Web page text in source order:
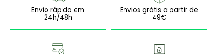
Envio rápido em
24h/48h
Envios grátis a partir de
49€